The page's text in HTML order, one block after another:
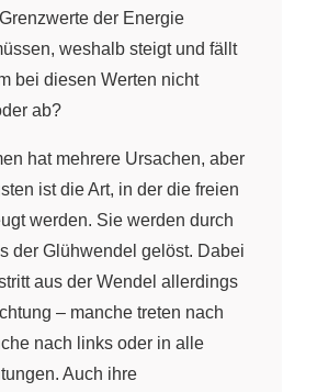
der Energie
weshalb steigt und fällt
bei diesen Werten nicht
ab?
hat mehrere Ursachen, aber
ist die Art, in der die freien
werden. Sie werden durch
der Glühwendel gelöst. Dabei
aus der Wendel allerdings
– manche treten nach
nach links oder in alle
Auch ihre